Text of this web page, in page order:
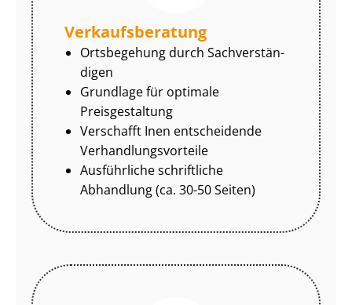
Ver­kaufs­be­ra­tung
Ortsbegehung durch Sach­ver­stän­
di­gen
Grundlage für optimale
Preisgestaltung
Verschafft Inen entscheidende
Ver­hand­lungs­vor­tei­le
Ausführliche schriftliche
Abhandlung (ca. 30-50 Seiten)